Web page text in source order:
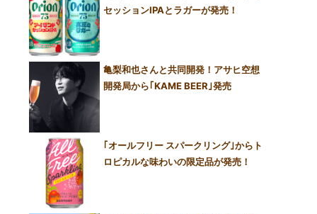
セッションIPAとラガーが発売！
亀梨和也さんと共同開発！アサヒ空想
開発局から｢KAME BEER｣発売
｢オールフリー スパークリング｣からト
ロピカルな味わいの限定品が発売！